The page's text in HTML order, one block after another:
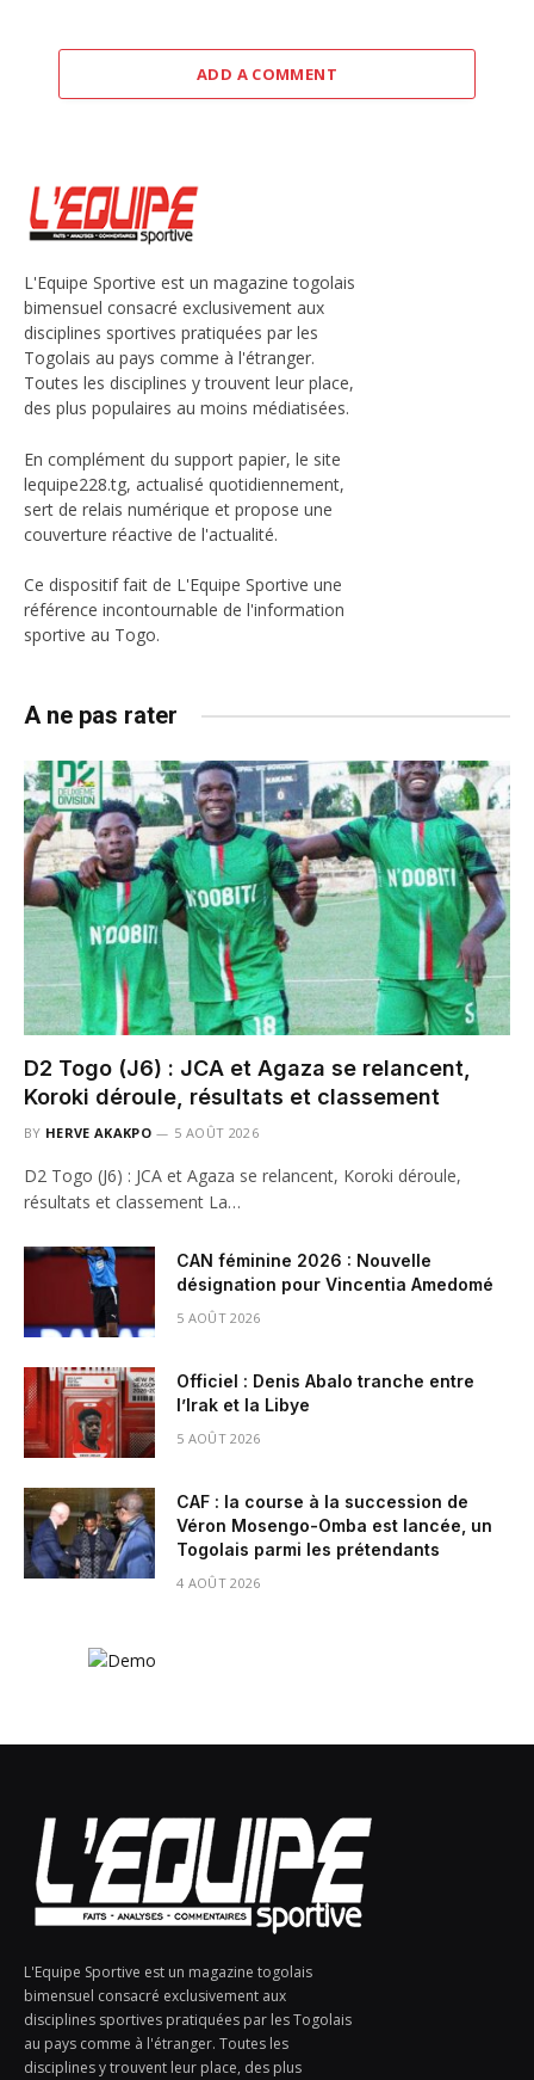
ADD A COMMENT
L'Equipe Sportive est un magazine togolais
bimensuel consacré exclusivement aux
disciplines sportives pratiquées par les
Togolais au pays comme à l'étranger.
Toutes les disciplines y trouvent leur place,
des plus populaires au moins médiatisées.
En complément du support papier, le site
lequipe228.tg, actualisé quotidiennement,
sert de relais numérique et propose une
couverture réactive de l'actualité.
Ce dispositif fait de L'Equipe Sportive une
référence incontournable de l'information
sportive au Togo.
A ne pas rater
D2 Togo (J6) : JCA et Agaza se relancent,
Koroki déroule, résultats et classement
BY HERVE AKAKPO 5 AOÛT 2026
D2 Togo (J6) : JCA et Agaza se relancent, Koroki déroule,
résultats et classement La…
CAN féminine 2026 : Nouvelle
désignation pour Vincentia Amedomé
5 AOÛT 2026
Officiel : Denis Abalo tranche entre
l’Irak et la Libye
5 AOÛT 2026
CAF : la course à la succession de
Véron Mosengo-Omba est lancée, un
Togolais parmi les prétendants
4 AOÛT 2026
L'Equipe Sportive est un magazine togolais
bimensuel consacré exclusivement aux
disciplines sportives pratiquées par les Togolais
au pays comme à l'étranger. Toutes les
disciplines y trouvent leur place, des plus